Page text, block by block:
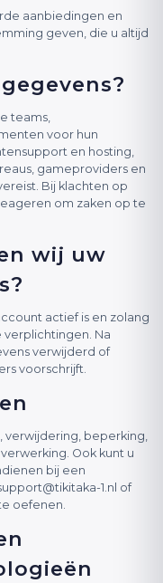
aanbiedingen en
geven, die u altijd
teams,
voor hun
en hosting,
gameproviders en
Bij klachten op
om zaken op te
wij uw
actief is en zolang
Na
verwijderd of
voorschrijft.
verwijdering, beperking,
Ook kunt u
bij een
1.nl of
oefenen.